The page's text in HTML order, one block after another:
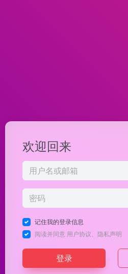
欢迎回来
记住我的登录信息
阅读并同意 用户协议 隐私声明
登录